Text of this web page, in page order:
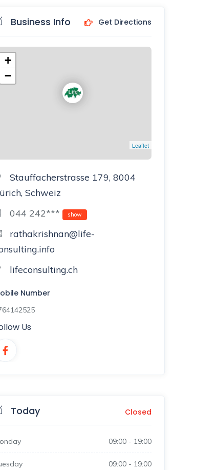
Business Info Get Directions
+
−
Leaflet
Stauffacherstrasse 179, 8004
Schweiz
044 242***
show
rathakrishnan@life-
lifeconsulting.ch
Number
Us
Today Closed
09:00- 19:00
09:00- 19:00